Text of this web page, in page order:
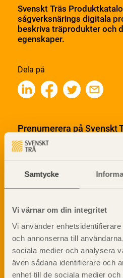
Samtycke
Vi värnar om din integritet
Vi använder
och annonserna till
sociala medier och analysera
även sådana identifierare och
enhet till de sociala medier
Svenskt Träs
sågverksnärings digitala
beskriva träprodukter och
egenskaper.
Dela på
Prenumerera på Svenskt
informationsutskick!